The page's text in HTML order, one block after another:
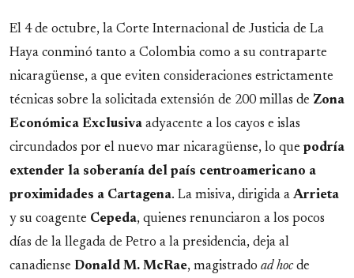
El 4 de octubre, la Corte Internacional de Justicia de La
Haya conminó tanto a Colombia como a su contraparte
nicaragüense, a que eviten consideraciones estrictamente
técnicas sobre la solicitada extensión de 200 millas de Zona
Económica Exclusiva adyacente a los cayos e islas
circundados por el nuevo mar nicaragüense, lo que podría
extender la soberanía del país centroamericano a
proximidades a Cartagena. La misiva, dirigida a Arrieta
y su coagente Cepeda, quienes renunciaron a los pocos
días de la llegada de Petro a la presidencia, deja al
canadiense Donald M. McRae, magistrado ad hocde